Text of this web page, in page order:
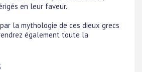
en leur faveur.
la mythologie de ces dieux grecs
également toute la